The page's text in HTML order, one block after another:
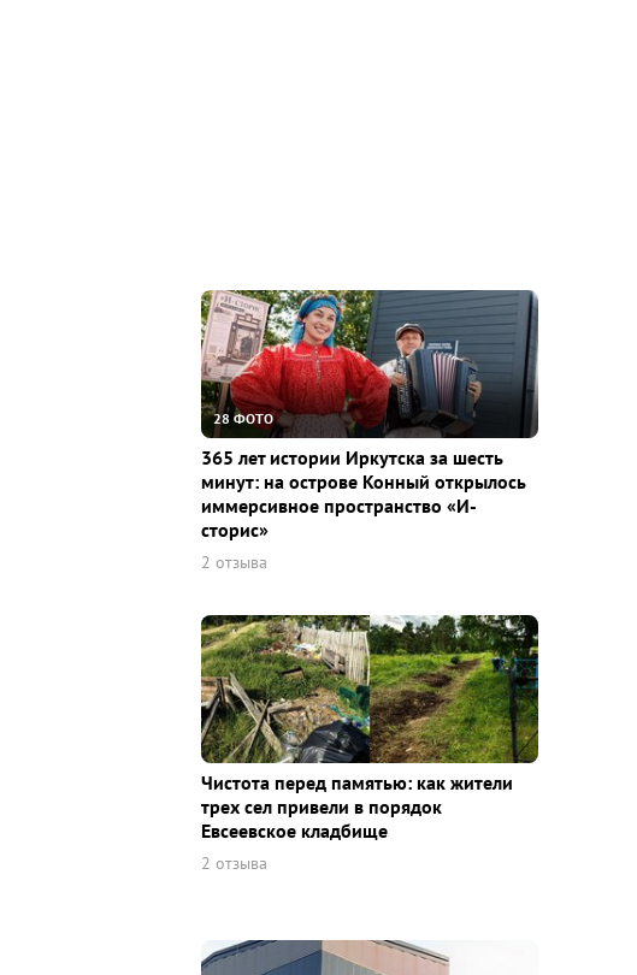
28 ФОТО
365 лет истории Иркутска за шесть
минут: на острове Конный открылось
иммерсивное пространство «И-
сторис»
2 отзыва
Чистота перед памятью: как жители
трех сел привели в порядок
Евсеевское кладбище
2 отзыва